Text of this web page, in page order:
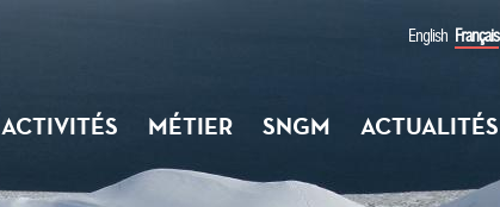
English Français
ACTIVITÉS MÉTIER SNGM ACTUALITÉS